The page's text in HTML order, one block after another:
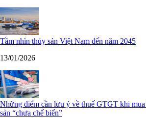
Tầm nhìn thủy sản Việt Nam đến năm 2045
13/01/2026
Những điểm cần lưu ý về thuế GTGT khi
sản “chưa chế biến”